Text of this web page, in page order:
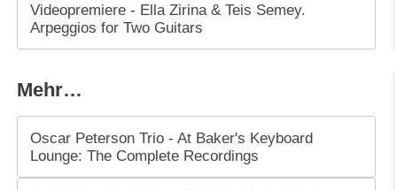
Videopremiere - Ella Zirina & Teis Semey.
Arpeggios for Two Guitars
Mehr…
Oscar Peterson Trio - At Baker's Keyboard
Lounge: The Complete Recordings